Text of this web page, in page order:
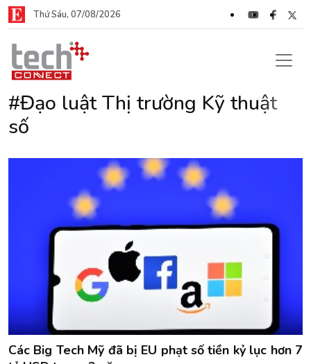
Thứ Sáu, 07/08/2026
#Đạo luật Thị trường Kỹ thuật
số
Các Big Tech Mỹ đã bị EU phạt số tiền kỷ lục hơn 7